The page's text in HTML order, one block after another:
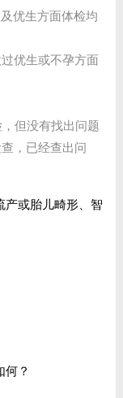
优生方面体检均
优生或不孕方面
但没有找出问题
，已经查出问
产或胎儿畸形、智
何？